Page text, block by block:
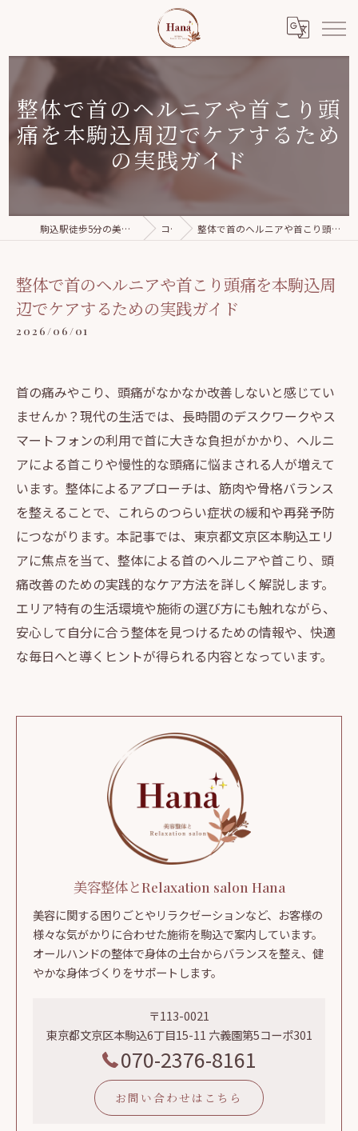
整体で首のヘルニアや首こり頭
痛を本駒込周辺でケアするため
の実践ガイド
駒込駅徒歩5分の美容整体｜Relaxation salon Hana コラム 整体で首のヘルニアや首こり頭痛を本駒込周辺でケアするための実践ガイド
整体で首のヘルニアや首こり頭痛を本駒込周
辺でケアするための実践ガイド
2026/06/01
首の痛みやこり、頭痛がなかなか改善しないと感じてい
ませんか？現代の生活では、長時間のデスクワークやス
マートフォンの利用で首に大きな負担がかかり、ヘルニ
アによる首こりや慢性的な頭痛に悩まされる人が増えて
います。整体によるアプローチは、筋肉や骨格バランス
を整えることで、これらのつらい症状の緩和や再発予防
につながります。本記事では、東京都文京区本駒込エリ
アに焦点を当て、整体による首のヘルニアや首こり、頭
痛改善のための実践的なケア方法を詳しく解説します。
エリア特有の生活環境や施術の選び方にも触れながら、
安心して自分に合う整体を見つけるための情報や、快適
な毎日へと導くヒントが得られる内容となっています。
美容整体とRelaxation salon Hana
美容に関する困りごとやリラクゼーションなど、お客様の
様々な気がかりに合わせた施術を駒込で案内しています。
オールハンドの整体で身体の土台からバランスを整え、健
やかな身体づくりをサポートします。
〒113-0021
東京都文京区本駒込6丁目15-11 六義園第5コーポ301
070-2376-8161
お問い合わせはこちら